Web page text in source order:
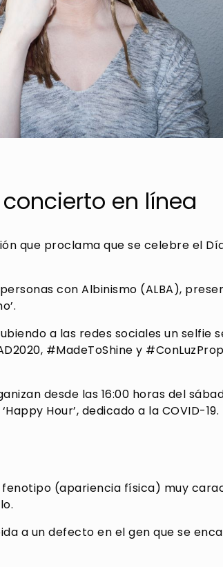
en línea
que proclama que se celebre el
con Albinismo (ALBA),
a las redes sociales un selfie
#MadeToShine y
desde las 16:00 horas del
Hour’, dedicado a la COVID-19.
(apariencia física) muy
a un defecto en el gen que se